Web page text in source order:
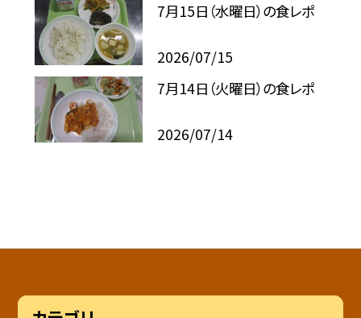
7月15日（水曜日）の食レポ
2026/07/15
7月14日（火曜日）の食レポ
2026/07/14